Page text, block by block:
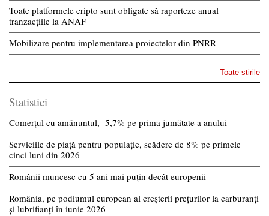
Toate platformele cripto sunt obligate să raporteze anual
tranzacțiile la ANAF
Mobilizare pentru implementarea proiectelor din PNRR
Toate stirile
Statistici
Comerțul cu amănuntul, -5,7% pe prima jumătate a anului
Serviciile de piață pentru populație, scădere de 8% pe primele
cinci luni din 2026
Românii muncesc cu 5 ani mai puțin decât europenii
România, pe podiumul european al creșterii prețurilor la carburanți
și lubrifianți în iunie 2026